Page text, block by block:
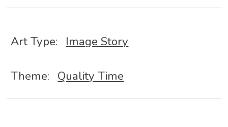
Art Type: Image Story
Theme: Quality Time